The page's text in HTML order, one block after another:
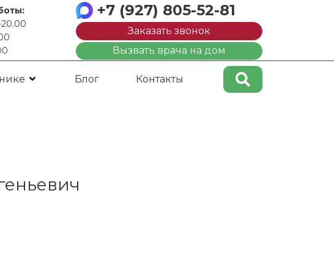
+7 (927) 805-52-81
Заказать звонок
Вызвать врача на дом
Блог Контакты